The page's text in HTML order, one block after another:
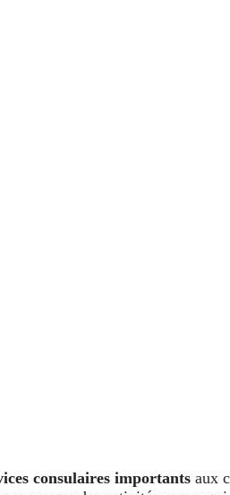
consulaires importants aux